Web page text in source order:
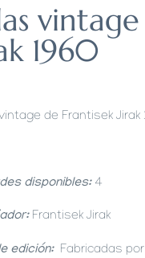
1960
de Frantisek Jirak
disponibles: 4
Frantisek Jirak
edición: Fabricadas